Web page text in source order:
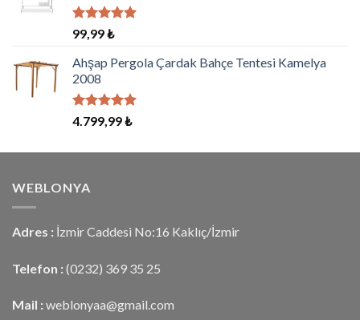
5 üzerinden
5.00
aldı
99,99₺
Ahşap Pergola Çardak Bahçe Tentesi Kamelya
2008
5 üzerinden
oy
4.799,99₺
WEBLONYA
Adres : İzmir Caddesi No:16 Kaklıç/İzmir
Telefon : (0232) 369 35 25
Mail : weblonyaa@gmail.com